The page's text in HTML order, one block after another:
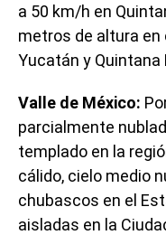
a 50 km/h en
metros de altura
Yucatán y Quintana
Valle de México:
parcialmente
templado en la
cálido, cielo medio
chubascos en el
aisladas en la